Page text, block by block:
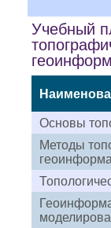
Учебный
Основы
Методы